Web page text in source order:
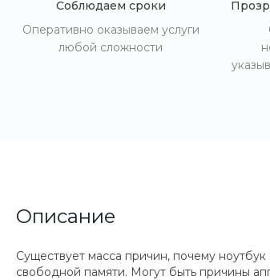
Соблюдаем сроки
Оперативно оказываем услуги
любой сложности
Описание
Существует масса причин, почему
свободной памяти. Могут быть причины